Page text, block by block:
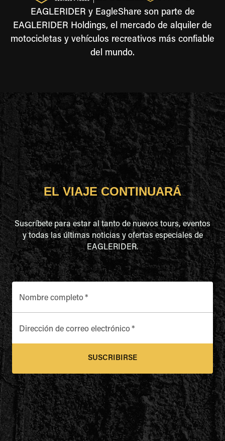
EAGLERIDER y EagleShare son parte de
EAGLERIDER Holdings, el mercado de alquiler de
motocicletas y vehículos recreativos más confiable
del mundo.
EL VIAJE CONTINUARÁ
Suscríbete para estar al tanto de nuevos tours, eventos
y todas las últimas noticias y ofertas especiales de
EAGLERIDER.
Nombre completo*
Dirección de correo electrónico*
SUSCRIBIRSE